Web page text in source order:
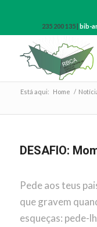
235 200 135 | bib-
Está aqui: Home /
DESAFIO:
Pede aos teus
que gravem
esqueças: pede-